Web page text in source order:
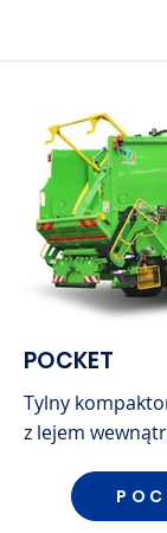
POCKET
Tylny
z lejem